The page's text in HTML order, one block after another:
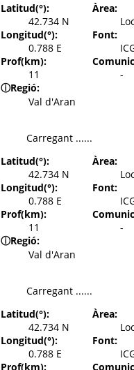
Latitud(°):
42.734 N
Longitud(°):
0.788 E
Prof(km):
11
ⓘRegió:
Val d'Aran
Àrea:
Font:
-
Carregant ......
Latitud(°):
42.734 N
Longitud(°):
0.788 E
Prof(km):
11
ⓘRegió:
Val d'Aran
Àrea:
Font:
-
Carregant ......
Latitud(°):
42.734 N
Longitud(°):
0.788 E
Prof(km):
Àrea:
Font: